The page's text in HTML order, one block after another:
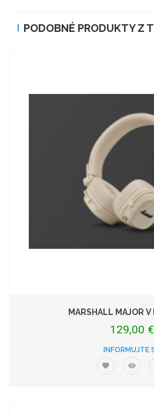
PODOBNÉ PRODUKTY Z
MARSHALL MAJOR V
129,00 €
INFORMUJTE